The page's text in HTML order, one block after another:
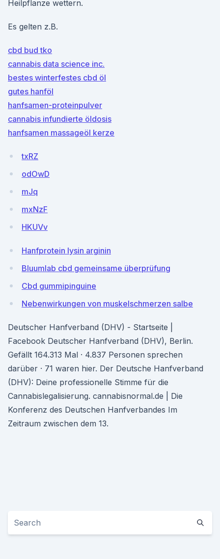
Heilpflanze wettern.
Es gelten z.B.
cbd bud tko
cannabis data science inc.
bestes winterfestes cbd öl
gutes hanföl
hanfsamen-proteinpulver
cannabis infundierte öldosis
hanfsamen massageöl kerze
txRZ
odOwD
mJq
mxNzF
HKUVv
Hanfprotein lysin arginin
Bluumlab cbd gemeinsame überprüfung
Cbd gummipinguine
Nebenwirkungen von muskelschmerzen salbe
Deutscher Hanfverband (DHV) - Startseite |
Facebook Deutscher Hanfverband (DHV), Berlin.
Gefällt 164.313 Mal · 4.837 Personen sprechen
darüber · 71 waren hier. Der Deutsche Hanfverband
(DHV): Deine professionelle Stimme für die
Cannabislegalisierung. cannabisnormal.de | Die
Konferenz des Deutschen Hanfverbandes Im
Zeitraum zwischen dem 13.